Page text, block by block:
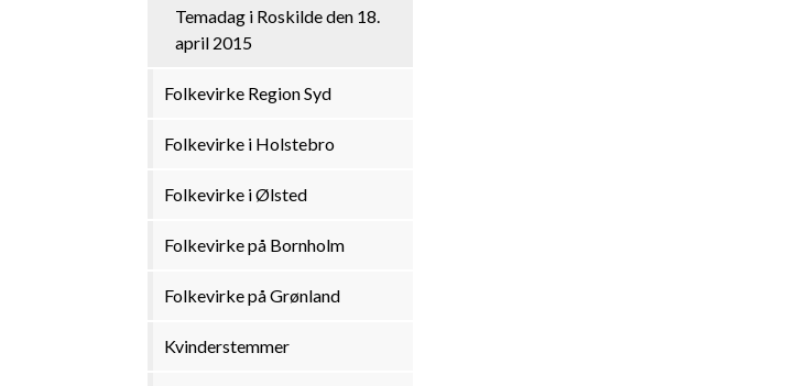
Temadag i Roskilde den 18.
april 2015
Folkevirke Region Syd
Folkevirke i Holstebro
Folkevirke i Ølsted
Folkevirke på Bornholm
Folkevirke på Grønland
Kvinderstemmer